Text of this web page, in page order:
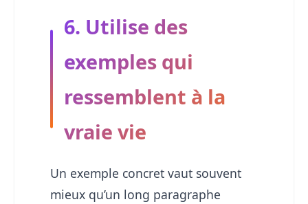
6. Utilise des
exemples qui
ressemblent à la
vraie vie
Un exemple concret vaut souvent
mieux qu’un long paragraphe